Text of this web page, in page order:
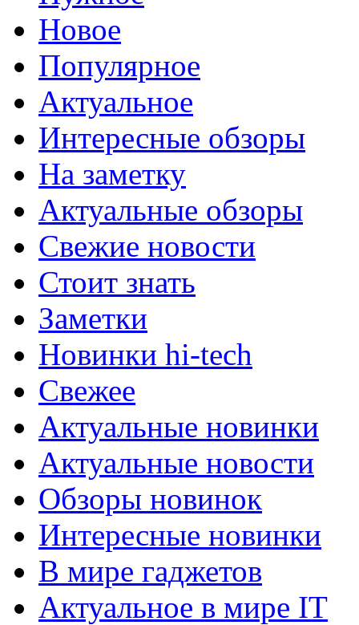
Новое
Популярное
Актуальное
Интересные обзоры
На заметку
Актуальные обзоры
Свежие новости
Стоит знать
Заметки
Новинки hi-tech
Свежее
Актуальные новинки
Актуальные новости
Обзоры новинок
Интересные новинки
В мире гаджетов
Актуальное в мире IT